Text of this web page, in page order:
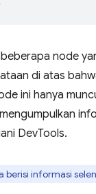
node
di atas
ini hanya
DevTools.
berisi informasi